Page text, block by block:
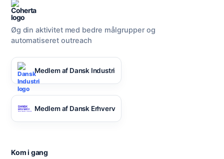
Øg din aktivitet med bedre målgrupper og
automatiseret outreach
Medlem af Dansk Industri
Medlem af Dansk Erhverv
Kom i gang